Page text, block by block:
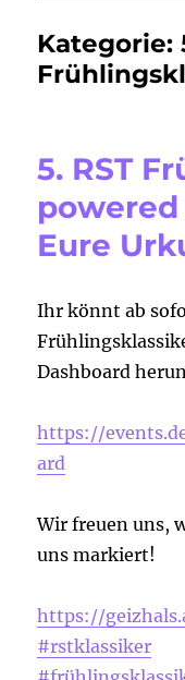
Kategorie:
5. RST
powered
Eure
Ihr könnt ab
Dashboard
https://
ard
Wir freuen uns,
uns markiert!
https://
#rstklassiker